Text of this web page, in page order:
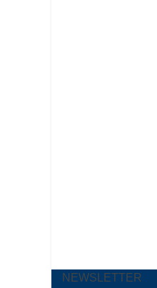
NEWSLETTER